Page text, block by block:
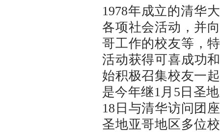
1978年成立的清华
各项社会活动，并
哥工作的校友等，
活动获得可喜成功
始积极召集校友一
是今年继1月5日圣
18日与清华访问团
圣地亚哥地区多位